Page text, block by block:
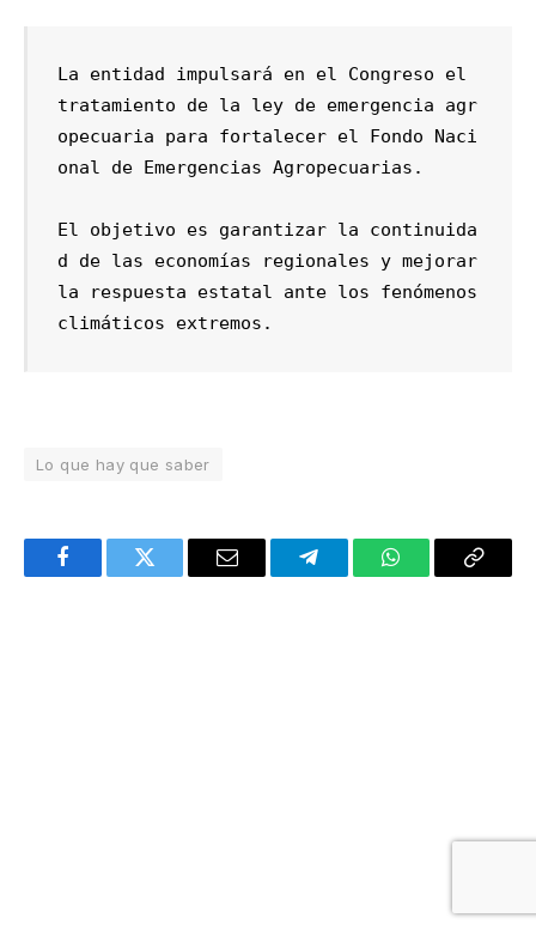
La entidad impulsará en el Congreso el
tratamiento de la ley de emergencia agr
opecuaria para fortalecer el Fondo Naci
onal de Emergencias Agropecuarias.
El objetivo es garantizar la continuida
d de las economías regionales y mejorar
la respuesta estatal ante los fenómenos
climáticos extremos.
Lo que hay que saber
FacebookTwitter Email TelegramWhatsAppCopy